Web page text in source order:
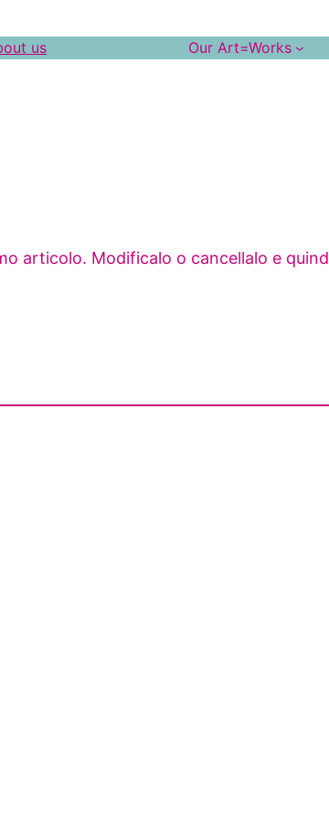
us Our Art=Works
articolo. Modificalo o cancellalo e